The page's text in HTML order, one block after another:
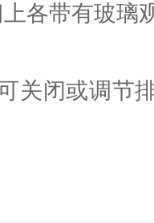
各带有玻璃
关闭或调节